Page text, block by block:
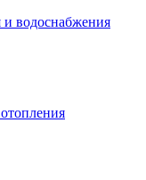
и водоснабжения